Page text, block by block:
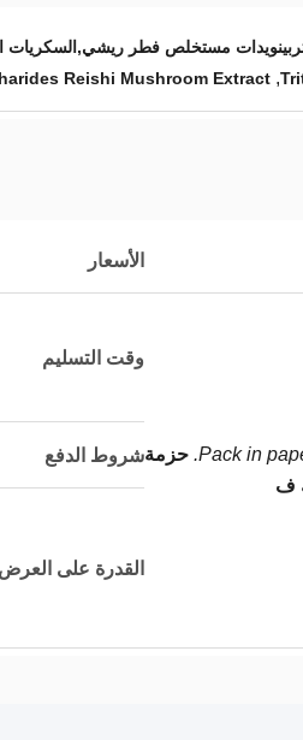
مستخلص فطر ريشي,السكريات
,
Reishi Mushroom Extract
الأسعار
Pack in حزمة
ف
وقت التسليم
شروط الدفع
القدرة على العرض